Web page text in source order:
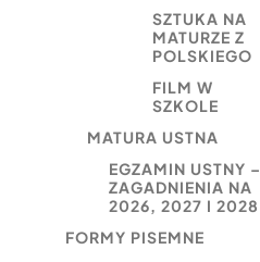
SZTUKA NA
MATURZE Z
POLSKIEGO
FILM W
SZKOLE
MATURA USTNA
EGZAMIN USTNY –
ZAGADNIENIA NA
2026, 2027 I 2028
FORMY PISEMNE